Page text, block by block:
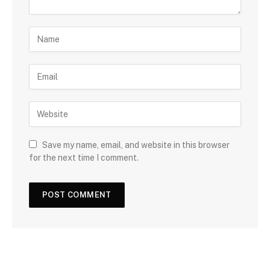
Save my name, email, and website in this browser
for the next time I comment.